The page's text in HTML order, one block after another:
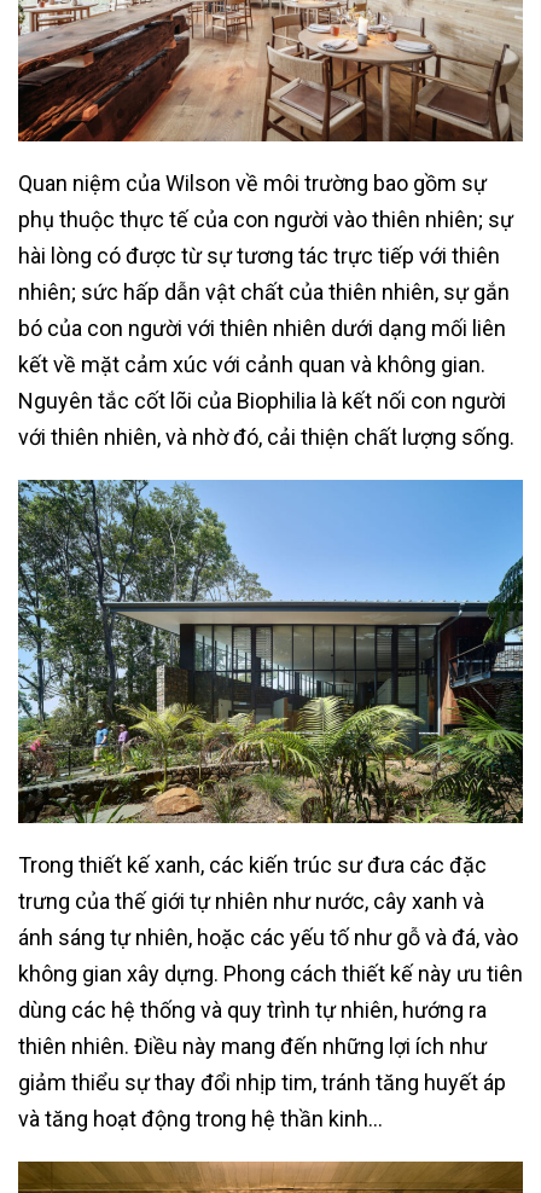
Quan niệm của Wilson về môi trường bao gồm sự
phụ thuộc thực tế của con người vào thiên nhiên; sự
hài lòng có được từ sự tương tác trực tiếp với thiên
nhiên; sức hấp dẫn vật chất của thiên nhiên, sự gắn
bó của con người với thiên nhiên dưới dạng mối liên
kết về mặt cảm xúc với cảnh quan và không gian.
Nguyên tắc cốt lõi của Biophilia là kết nối con người
với thiên nhiên, và nhờ đó, cải thiện chất lượng sống.
Trong thiết kế xanh, các kiến trúc sư đưa các đặc
trưng của thế giới tự nhiên như nước, cây xanh và
ánh sáng tự nhiên, hoặc các yếu tố như gỗ và đá, vào
không gian xây dựng. Phong cách thiết kế này ưu tiên
dùng các hệ thống và quy trình tự nhiên, hướng ra
thiên nhiên. Điều này mang đến những lợi ích như
giảm thiểu sự thay đổi nhịp tim, tránh tăng huyết áp
và tăng hoạt động trong hệ thần kinh…